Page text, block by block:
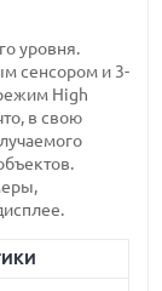
уровня.
сенсором и 3-
High
в свою